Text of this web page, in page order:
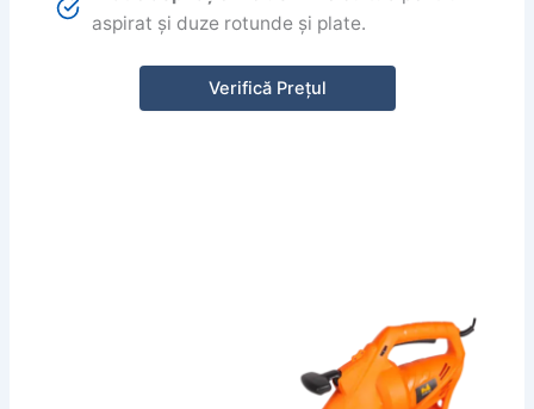
aspirat și duze rotunde și plate.
Verifică Prețul